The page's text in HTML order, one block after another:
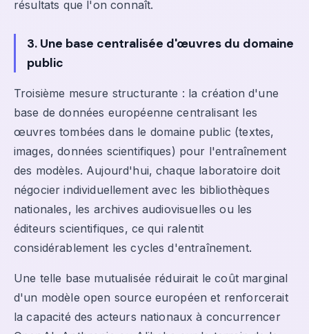
résultats que l'on connaît.
3. Une base centralisée d'œuvres du domaine
public
Troisième mesure structurante : la création d'une
base de données européenne centralisant les
œuvres tombées dans le domaine public (textes,
images, données scientifiques) pour l'entraînement
des modèles. Aujourd'hui, chaque laboratoire doit
négocier individuellement avec les bibliothèques
nationales, les archives audiovisuelles ou les
éditeurs scientifiques, ce qui ralentit
considérablement les cycles d'entraînement.
Une telle base mutualisée réduirait le coût marginal
d'un modèle open source européen et renforcerait
la capacité des acteurs nationaux à concurrencer